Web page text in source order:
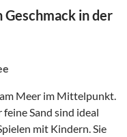
in der
Meer im Mittelpunkt.
Sand sind ideal
mit Kindern. Sie